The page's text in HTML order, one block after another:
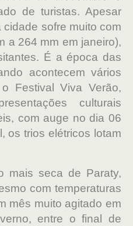
de turistas. Apesar
sofre muito com
a 264 mm em janeiro),
É a época das
acontecem vários
o Festival Viva Verão,
culturais
com auge no dia 06
os trios elétricos lotam
mais seca de Paraty,
com temperaturas
mês muito agitado em
entre o final de